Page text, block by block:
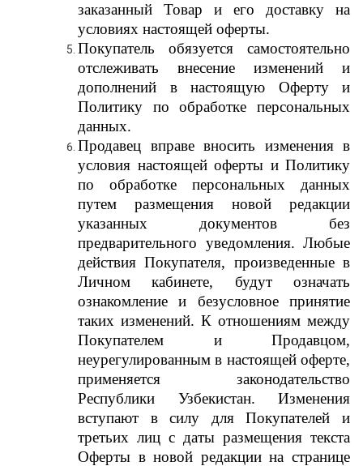
заказанный Товар и его доставку на
условиях настоящей оферты.
Покупатель обязуется самостоятельно
отслеживать внесение изменений и
дополнений в настоящую Оферту и
Политику по обработке персональных
данных.
Продавец вправе вносить изменения в
условия настоящей оферты и Политику
по обработке персональных данных
путем размещения новой редакции
указанных документов без
предварительного уведомления. Любые
действия Покупателя, произведенные в
Личном кабинете, будут означать
ознакомление и безусловное принятие
таких изменений. К отношениям между
Покупателем и Продавцом,
неурегулированным в настоящей оферте,
применяется законодательство
Республики Узбекистан. Изменения
вступают в силу для Покупателей и
третьих лиц с даты размещения текста
Оферты в новой редакции на странице